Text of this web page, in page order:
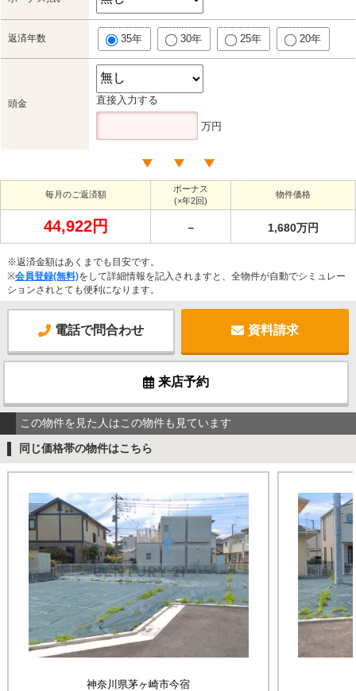
返済年数 35年 30年 25年 20年
頭金 直接入力する
万円
毎月のご返済額
ボーナス
(×年2回)
物件価格
44,922円 － 1,680万円
※返済金額はあくまでも目安です。
※会員登録(無料)をして詳細情報を記入されますと、全物件が自動でシミュレー
ションされとても便利になります。
電話で問合わせ 資料請求
来店予約
この物件を見た人はこの物件も見ています
同じ価格帯の物件はこちら
神奈川県茅ヶ崎市今宿